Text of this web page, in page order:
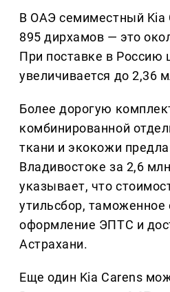
В ОАЭ семиместный Kia
895 дирхамов — это
При поставке в Россию
увеличивается до 2,36
Более дорогую
комбинированной
ткани и экокожи
Владивостоке за 2,6
указывает, что
утильсбор,
оформление ЭПТС и
Астрахани.
Еще один Kia Carens